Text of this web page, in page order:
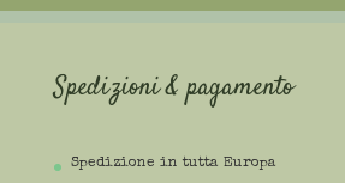
Spedizioni & pagamento
Spedizione in tutta Europa